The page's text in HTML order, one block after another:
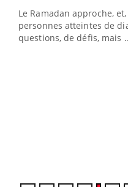
Le Ramadan approche,
personnes atteintes de
questions, de défis, mais